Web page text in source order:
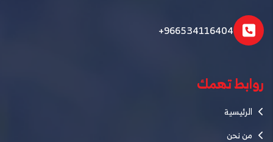
+966534116404
روابط تهمك
الرئيسية
من نحن